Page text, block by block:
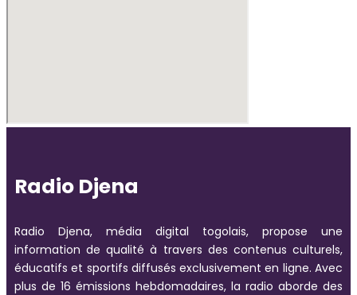
Radio Djena
Radio Djena, média digital togolais, propose une
information de qualité à travers des contenus culturels,
éducatifs et sportifs diffusés exclusivement en ligne. Avec
plus de 16 émissions hebdomadaires, la radio aborde des